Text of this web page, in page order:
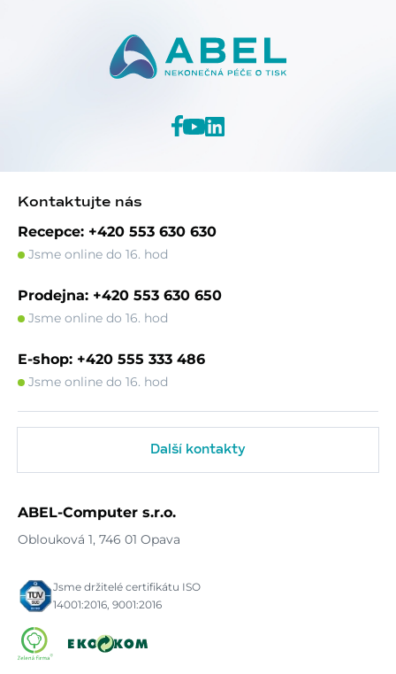
Kontaktujte nás
Recepce: +420 553 630 630
Jsme online do 16. hod
Prodejna: +420 553 630 650
Jsme online do 16. hod
E-shop: +420 555 333 486
Jsme online do 16. hod
Další kontakty
ABEL-Computer s.r.o.
Oblouková 1, 746 01 Opava
Jsme držitelé certifikátu ISO
14001:2016, 9001:2016